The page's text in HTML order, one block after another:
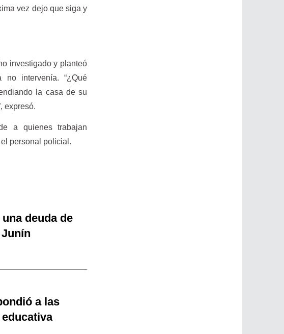
vez dejo que siga y
investigado y planteó
intervenía. “¿Qué
la casa de su
expresó.
a quienes trabajan
personal policial.
deuda de
a las